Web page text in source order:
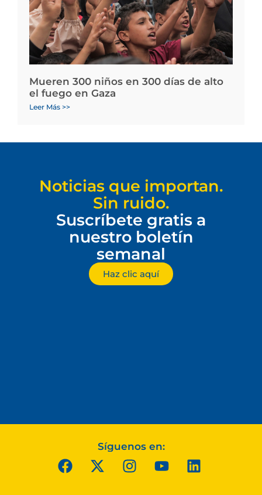
Mueren 300 niños en 300 días de alto
el fuego en Gaza
Leer Más >>
Noticias que importan.
Sin ruido.
Suscríbete gratis a
nuestro boletín
semanal
Haz clic aquí
Síguenos en: